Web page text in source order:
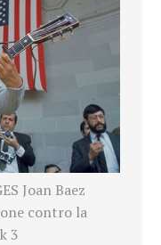
Joan Baez
contro la
3